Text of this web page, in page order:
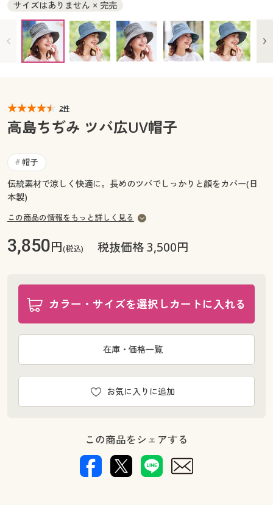
デジタルカタログ
カタログ無料プレゼント
マイページ
お気に入り
サポート
ご利用ガイド
カタログ無料プレゼント
会員メニュー
閲覧履歴
サポート
ご利用ガイド
サイズはありません × 完売
2件
高島ちぢみ ツバ広UV帽子
# 帽子
伝統素材で涼しく快適に。長めのツバでしっかりと顔をカバー(日
本製)
この商品の情報をもっと詳しく見る
3,850円(税込) 税抜価格 3,500円
カラー・サイズを選択しカートに入れる
お気に入りに追加
在庫・価格一覧
この商品をシェアする